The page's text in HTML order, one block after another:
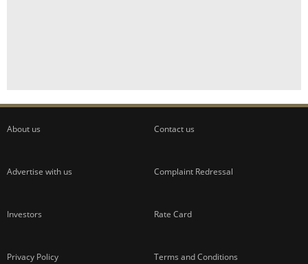
About us Contact us
Advertise with us Complaint Redressal
Investors Rate Card
Privacy Policy Terms and Conditions